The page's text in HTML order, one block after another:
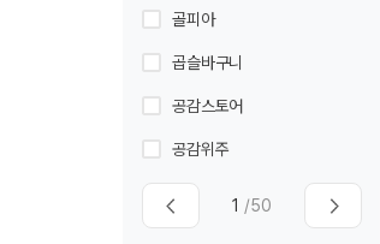
골피아
곱슬바구니
공감스토어
공감위주
1 /50